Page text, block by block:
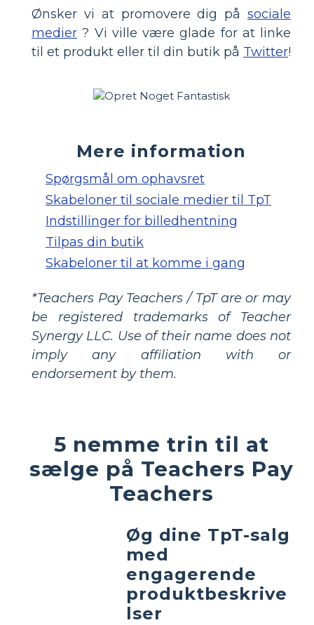
Ønsker vi at promovere dig på sociale
medier ? Vi ville være glade for at linke
til et produkt eller til din butik på Twitter!
Mere information
Spørgsmål om ophavsret
Skabeloner til sociale medier til TpT
Indstillinger for billedhentning
Tilpas din butik
Skabeloner til at komme i gang
*Teachers Pay Teachers / TpT are or may
be registered trademarks of Teacher
Synergy LLC. Use of their name does not
imply any affiliation with or
endorsement by them.
5 nemme trin til at
sælge på Teachers Pay
Teachers
Øg dine TpT-salg
med
engagerende
produktbeskrive
lser